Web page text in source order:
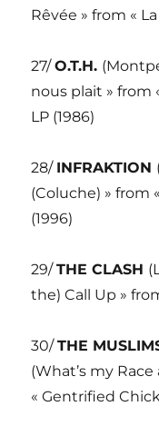
Rêvée » from «
27/O.T.H.
nous plait » from
LP (1986)
28/ INFRAKTION
(Coluche) » from
(1996)
29/THE CLASH
the) Call Up »
30/THE
(What’s my Race
« Gentrified